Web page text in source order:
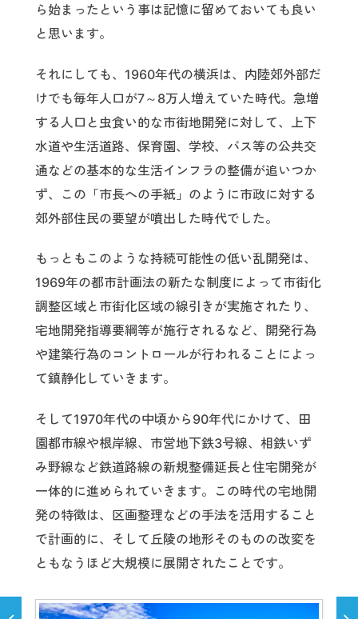
ら始まったという事は記憶に留めておいても良い
と思います。
それにしても、1960年代の横浜は、内陸郊外部だ
けでも毎年人口が7～8万人増えていた時代。急増
する人口と虫食い的な市街地開発に対して、上下
水道や生活道路、保育園、学校、バス等の公共交
通などの基本的な生活インフラの整備が追いつか
ず、この「市長への手紙」のように市政に対する
郊外部住民の要望が噴出した時代でした。
もっともこのような持続可能性の低い乱開発は、
1969年の都市計画法の新たな制度によって市街化
調整区域と市街化区域の線引きが実施されたり、
宅地開発指導要綱等が施行されるなど、開発行為
や建築行為のコントロールが行われることによっ
て鎮静化していきます。
そして1970年代の中頃から90年代にかけて、田
園都市線や根岸線、市営地下鉄3号線、相鉄いず
み野線など鉄道路線の新規整備延長と住宅開発が
一体的に進められていきます。この時代の宅地開
発の特徴は、区画整理などの手法を活用すること
で計画的に、そして丘陵の地形そのものの改変を
ともなうほど大規模に展開されたことです。